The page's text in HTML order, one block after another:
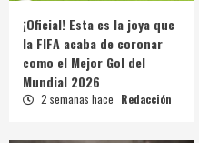
¡Oficial! Esta es la joya que
la FIFA acaba de coronar
como el Mejor Gol del
Mundial 2026
2 semanas hace Redacción